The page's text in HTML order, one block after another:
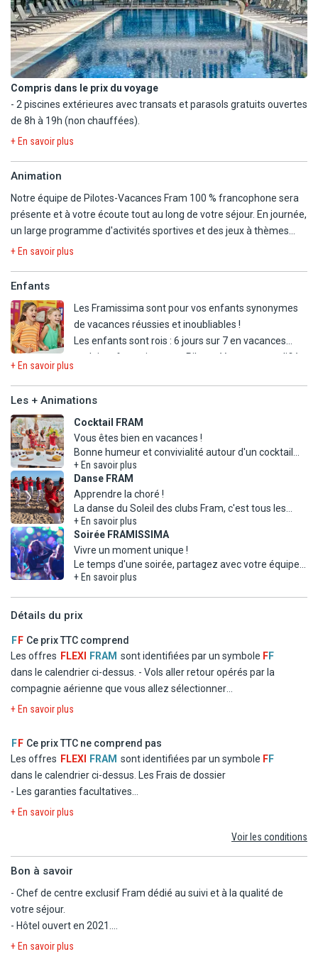
Le bar de plage est ouvert du 1er juin jusqu'à mi-septembre (en
fonction des conditions météo).
Compris dans le prix du voyage
- 2 piscines extérieures avec transats et parasols gratuits ouvertes
de 8h à 19h (non chauffées).
- Aquapark avec 6 toboggans ouvert de 9h à 18h30.
parasols gratuits.
En option payante
- A proximité : sports nautiques, sites archéologiques et distillerie
+ En savoir plus
Animation
Notre équipe de Pilotes-Vacances Fram 100 % francophone sera
présente et à votre écoute tout au long de votre séjour. En journée,
un large programme d'activités sportives et des jeux à thèmes
vous seront proposés. Dans la bonne humeur, le sourire et le plaisir
pour vous divertir profitez de différents spectacles de qualité. Une
garantissant des vacances inoubliables !
+ En savoir plus
Enfants
Les Framissima sont pour vos enfants synonymes
de vacances réussies et inoubliables !
Les enfants sont rois : 6 jours sur 7 en vacances
scolaires françaises, nos Pilotes-Vacances qualifiés
variées, en journée comme en soirée, adaptées à
l'âge de chacun.
- Club enfants (4-12 ans) encadré par nos pilotes
vacances qualifiés francophones, 6j/7 en vacances
scolaires françaises.
- Bassin avec jeux aquatiques.
- Lit bébé sur demande.
- Menu enfant.
+ En savoir plus
Les + Animations
Cocktail FRAM
Vous êtes bien en vacances !
Bonne humeur et convivialité autour d'un cocktail
+ En savoir plus
Danse FRAM
Apprendre la choré !
La danse du Soleil des clubs Fram, c'est tous les
+ En savoir plus
Soirée FRAMISSIMA
Vivre un moment unique !
Le temps d'une soirée, partagez avec votre équipe
d'animation l'évènement festif et inoubliable de vos
+ En savoir plus
Détails du prix
F F Ce prix TTC comprend
Les offres FLEXI FRAM sont identifiées par un symbole FF
dans le calendrier ci-dessus. - Vols aller retour opérés par la
compagnie aérienne que vous allez sélectionner
- Logement à l'hôtel Framissima Bonita Resort en chambre
- La formule Tout inclus
- Les taxes d'aéroport et de solidarité
- Le transfert
+ En savoir plus
F F Ce prix TTC ne comprend pas
Les offres FLEXI FRAM sont identifiées par un symbole FF
dans le calendrier ci-dessus.
Les Frais de dossier
- Les garanties facultatives
- Les autres repas et les boissons
+ En savoir plus
Voir les conditions
Bon à savoir
- Chef de centre exclusif Fram dédié au suivi et à la qualité de
votre séjour.
- Hôtel ouvert en 2021.
- Arrivée à partir de 14h, départ avant 11h.
+ En savoir plus